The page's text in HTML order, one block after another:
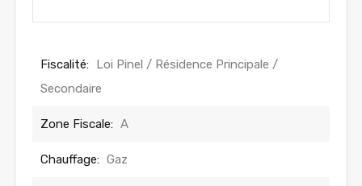
Fiscalité: Loi Pinel / Résidence Principale /
Secondaire
Zone Fiscale: A
Chauffage: Gaz